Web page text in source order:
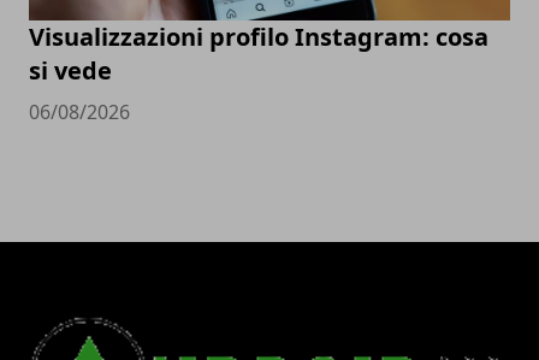
Visualizzazioni profilo Instagram: cosa
si vede
06/08/2026